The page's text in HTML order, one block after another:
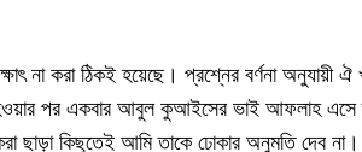
না করা ঠিকই হয়েছে। প্রশ্নের বর্ণনা
হওয়ার পর একবার আবুল কুআইসের ভাই
ছাড়া কিছুতেই আমি তাকে ঢোকার অনুমতি